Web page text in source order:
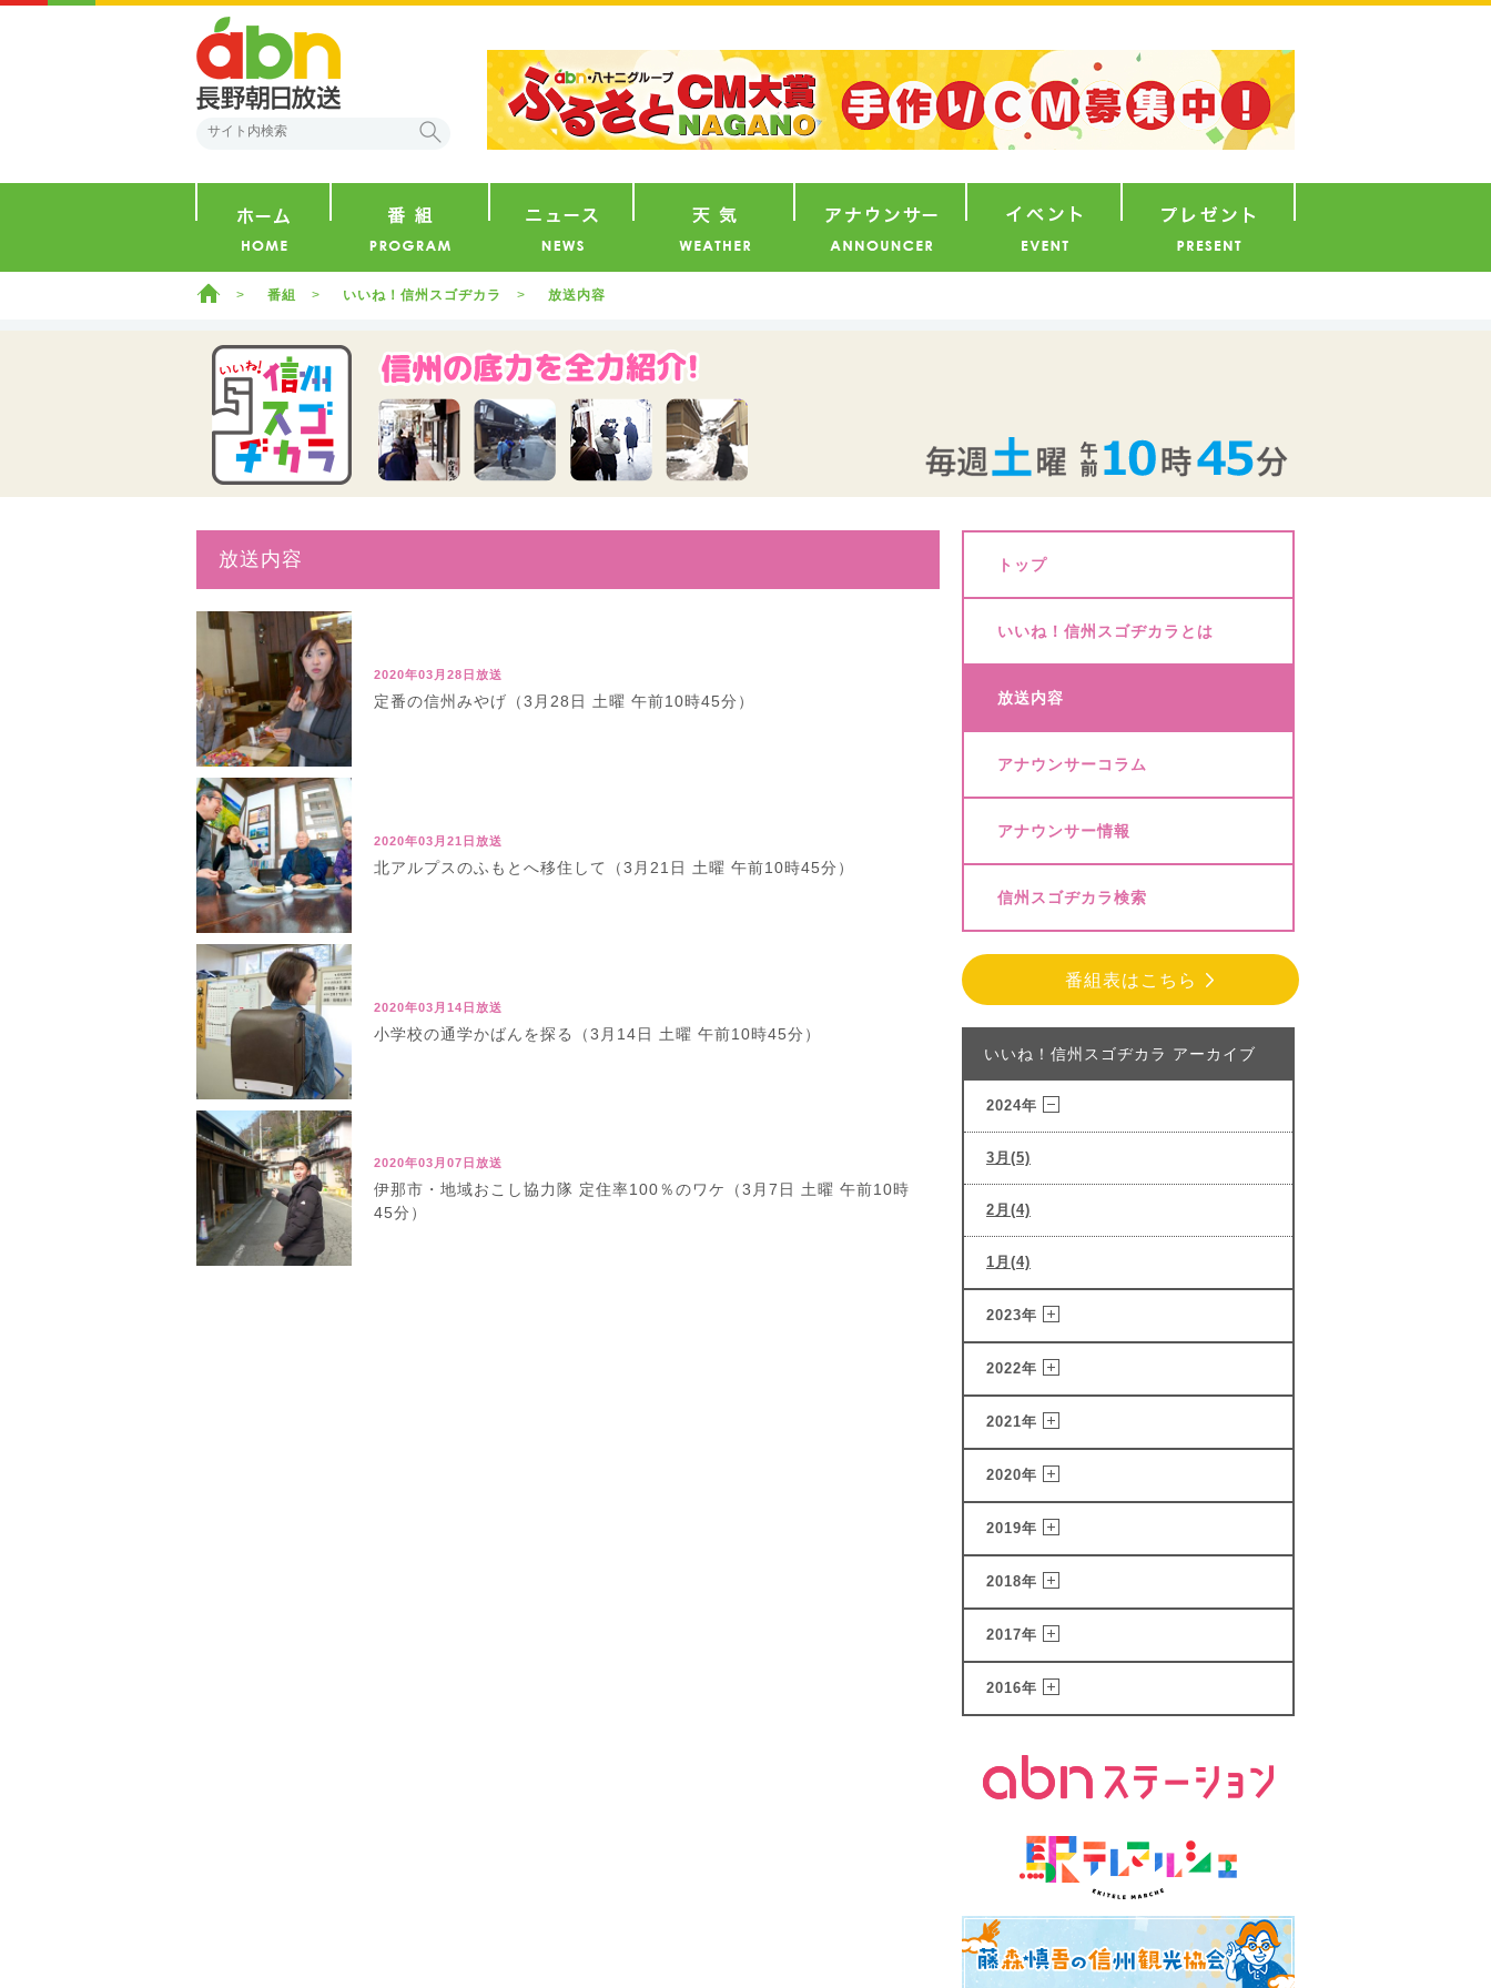
ホーム 番組 いいね！信州スゴヂカラ 放送内容
放送内容
2020年03月28日放送
定番の信州みやげ（3月28日 土曜 午前10時45分）
2020年03月21日放送
北アルプスのふもとへ移住して（3月21日 土曜 午前10時45分）
2020年03月14日放送
小学校の通学かばんを探る（3月14日 土曜 午前10時45分）
2020年03月07日放送
伊那市・地域おこし協力隊 定住率100％のワケ（3月7日 土曜 午前10時
45分）
トップ
いいね！信州スゴヂカラとは
放送内容
アナウンサーコラム
アナウンサー情報
信州スゴヂカラ検索
番組表はこちら
いいね！信州スゴヂカラ アーカイブ
2024年
3月(5)
2月(4)
1月(4)
2023年
2022年
2021年
2020年
2019年
2018年
2017年
2016年